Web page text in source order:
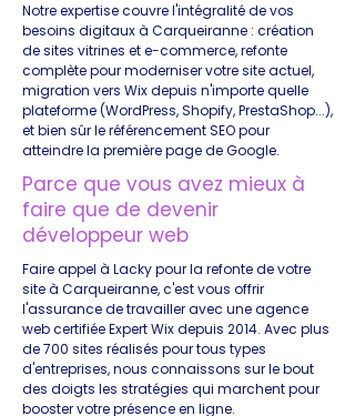
Notre expertise couvre l'intégralité de vos
besoins digitaux à Carqueiranne : création
de sites vitrines et e-commerce, refonte
complète pour moderniser votre site actuel,
migration vers Wix depuis n'importe quelle
plateforme (WordPress, Shopify, PrestaShop...),
et bien sûr le référencement SEO pour
atteindre la première page de Google.
Parce que vous avez mieux à
faire que de devenir
développeur web
Faire appel à Lacky pour la refonte de votre
site à Carqueiranne, c'est vous offrir
l'assurance de travailler avec une agence
web certifiée Expert Wix depuis 2014. Avec plus
de 700 sites réalisés pour tous types
d'entreprises, nous connaissons sur le bout
des doigts les stratégies qui marchent pour
booster votre présence en ligne.